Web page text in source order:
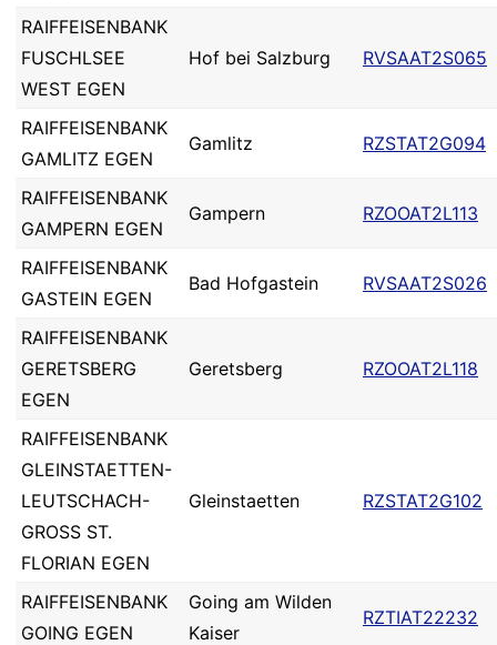
RAIFFEISENBANK
FUSCHLSEE
WEST EGEN
Hof bei Salzburg RVSAAT2S065
RAIFFEISENBANK
GAMLITZ EGEN
Gamlitz RZSTAT2G094
RAIFFEISENBANK
GAMPERN EGEN
Gampern RZOOAT2L113
RAIFFEISENBANK
GASTEIN EGEN
Bad Hofgastein RVSAAT2S026
RAIFFEISENBANK
GERETSBERG
EGEN
Geretsberg RZOOAT2L118
RAIFFEISENBANK
GLEINSTAETTEN-
LEUTSCHACH-
GROSS ST.
FLORIAN EGEN
Gleinstaetten RZSTAT2G102
RAIFFEISENBANK
GOING EGEN
Going am Wilden
Kaiser
RZTIAT22232